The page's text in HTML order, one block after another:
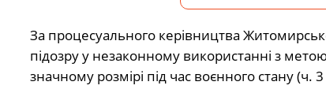
За процесуального керівництва
підозру у незаконному використанні з
значному розмірі під час воєнного стану (ч.